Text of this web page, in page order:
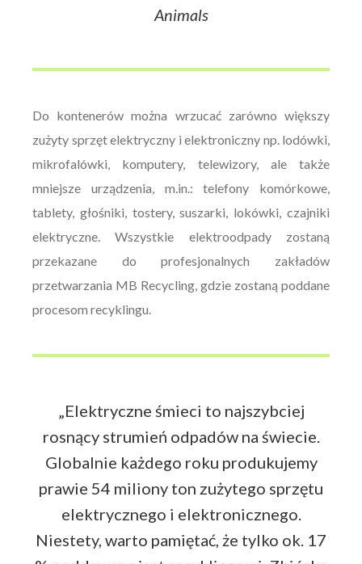
Animals
Do kontenerów można wrzucać zarówno większy
zużyty sprzęt elektryczny i elektroniczny np. lodówki,
mikrofalówki, komputery, telewizory, ale także
mniejsze urządzenia, m.in.: telefony komórkowe,
tablety, głośniki, tostery, suszarki, lokówki, czajniki
elektryczne. Wszystkie elektroodpady zostaną
przekazane do profesjonalnych zakładów
przetwarzania MB Recycling, gdzie zostaną poddane
procesom recyklingu.
„Elektryczne śmieci to najszybciej
rosnący strumień odpadów na świecie.
Globalnie każdego roku produkujemy
prawie 54 miliony ton zużytego sprzętu
elektrycznego i elektronicznego.
Niestety, warto pamiętać, że tylko ok. 17